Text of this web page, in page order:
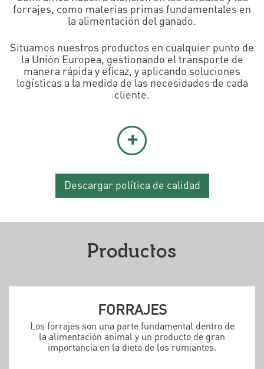
forrajes, como materias primas fundamentales en
la alimentación del ganado.
Situamos nuestros productos en cualquier punto de
la Unión Europea, gestionando el transporte de
manera rápida y eficaz, y aplicando soluciones
logísticas a la medida de las necesidades de cada
cliente.
+
Descargar política de calidad
Productos
FORRAJES
Los forrajes son una parte fundamental dentro de
la alimentación animal y un producto de gran
importancia en la dieta de los rumiantes.